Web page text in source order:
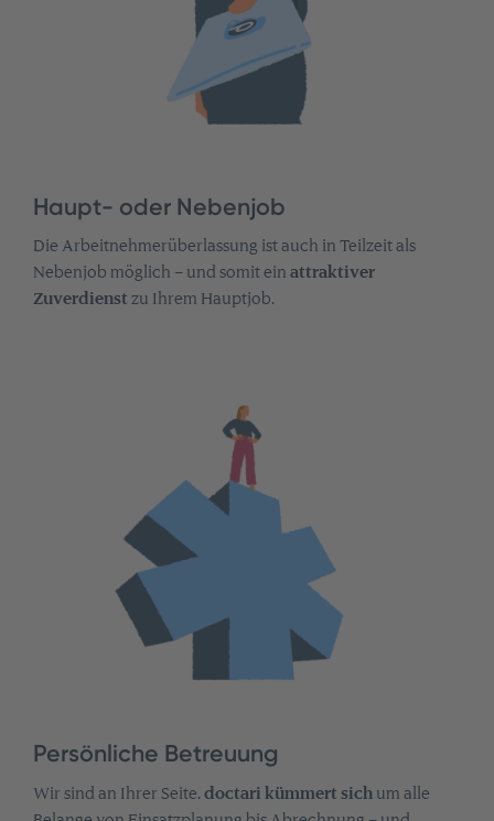
Haupt- oder Nebenjob
Die Arbeitnehmerüberlassung ist auch in Teilzeit als
Nebenjob möglich – und somit ein attraktiver
Zuverdienst zu Ihrem Hauptjob.
Persönliche Betreuung
Wir sind an Ihrer Seite. doctari kümmert sichum alle